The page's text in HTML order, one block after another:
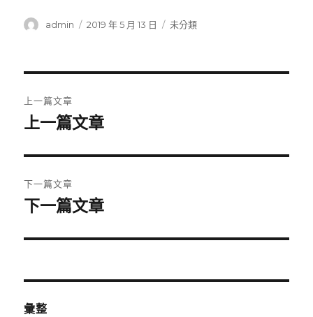
作
admin
發
2019 年 5 月 13 日
分
未分類
章
覽
上一篇文章
上
篇
文
章:
上一篇文章
下一篇文章
下
篇
章:
下一篇文章
彙整